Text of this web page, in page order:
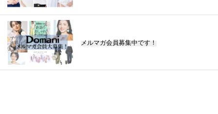
メルマガ会員募集中です！